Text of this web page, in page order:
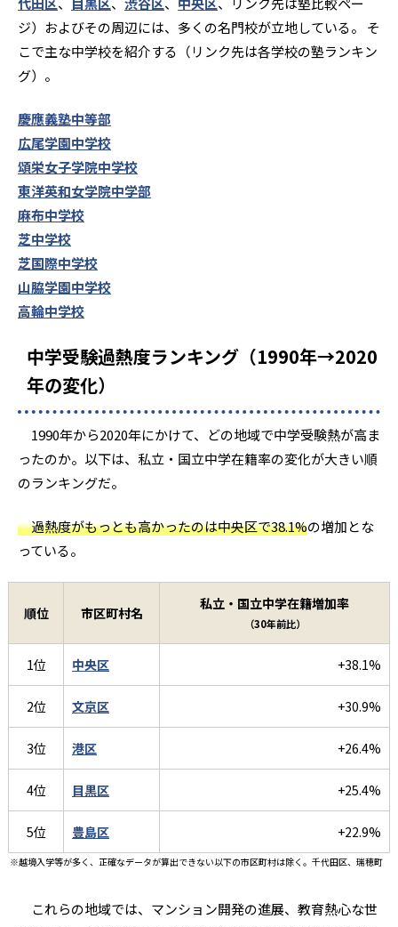
ジ）およびその周辺には、多くの名門校が立地している。 そ
こで主な中学校を紹介する（リンク先は各学校の塾ランキン
グ）。
慶應義塾中等部
広尾学園中学校
頌栄女子学院中学校
東洋英和女学院中学部
麻布中学校
芝中学校
芝国際中学校
山脇学園中学校
高輪中学校
中学受験過熱度ランキング（1990年→2020
年の変化）
1990年から2020年にかけて、どの地域で中学受験熱が高ま
ったのか。以下は、私立・国立中学在籍率の変化が大きい順
のランキングだ。
過熱度がもっとも高かったのは中央区で38.1%の増加とな
っている。
順位 市区町村名
私立・国立中学在籍増加率
（30年前比）
1位 中央区 +38.1%
2位 文京区 +30.9%
3位 港区 +26.4%
4位 目黒区 +25.4%
5位 豊島区 +22.9%
※越境入学等が多く、正確なデータが算出できない以下の市区町村は除く。千代田区、瑞穂町
これらの地域では、マンション開発の進展、教育熱心な世